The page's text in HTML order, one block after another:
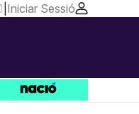
Iniciar Sessió